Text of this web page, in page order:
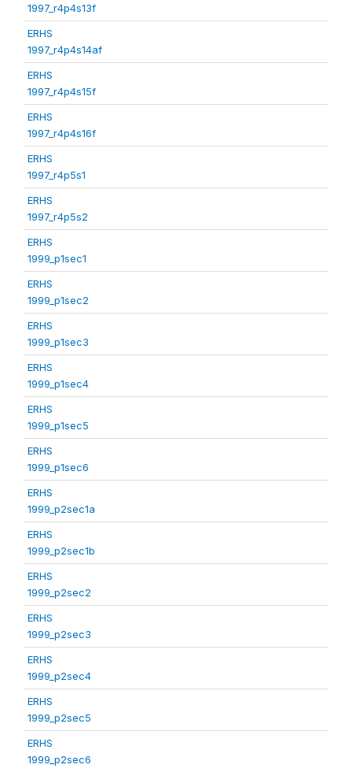
1997_r4p4s13f
ERHS
1997_r4p4s14af
ERHS
1997_r4p4s15f
ERHS
1997_r4p4s16f
ERHS
1997_r4p5s1
ERHS
1997_r4p5s2
ERHS
1999_p1sec1
ERHS
1999_p1sec2
ERHS
1999_p1sec3
ERHS
1999_p1sec4
ERHS
1999_p1sec5
ERHS
1999_p1sec6
ERHS
1999_p2sec1a
ERHS
1999_p2sec1b
ERHS
1999_p2sec2
ERHS
1999_p2sec3
ERHS
1999_p2sec4
ERHS
1999_p2sec5
ERHS
1999_p2sec6